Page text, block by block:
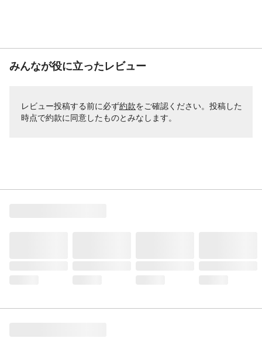
みんなが役に立ったレビュー
レビュー投稿する前に必ず約款をご確認ください。投稿した
時点で約款に同意したものとみなします。